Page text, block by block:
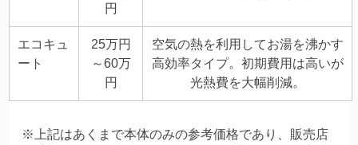
円
エコキュ
ート
25万円
～60万
円
空気の熱を利用してお湯を沸かす
高効率タイプ。初期費用は高いが
光熱費を大幅削減。
※上記はあくまで本体のみの参考価格であり、販売店